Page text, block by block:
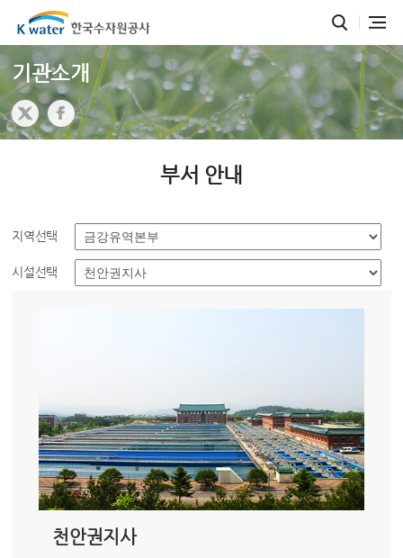
기관소개
부서 안내
지역선택
시설선택
천안권지사